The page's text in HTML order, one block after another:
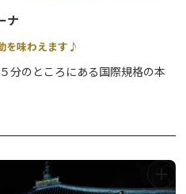
ナ
を味わえます♪
分のところにある国際規格の本
して活躍する「H.C.日光アイスバ